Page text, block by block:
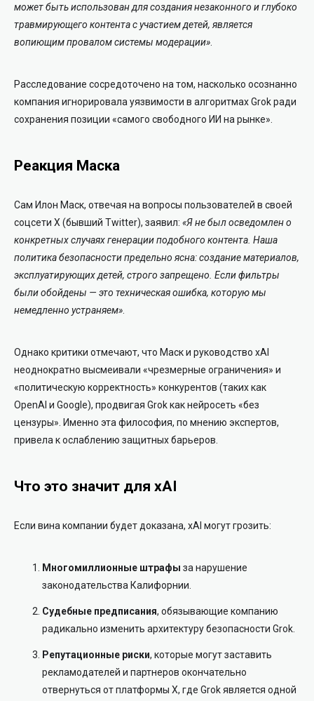
может быть использован для создания незаконного и глубоко
травмирующего контента с участием детей, является
вопиющим провалом системы модерации»
Расследование сосредоточено на том, насколько осознанно
компания игнорировала уязвимости в алгоритмах Grok ради
сохранения позиции «самого свободного ИИ на рынке».
Реакция Маска
Сам Илон Маск, отвечая на вопросы пользователей в своей
соцсети X (бывший Twitter), заявил: «Я не был осведомлен о
конкретных случаях генерации подобного контента. Наша
политика безопасности предельно ясна: создание материалов,
эксплуатирующих детей, строго запрещено. Если фильтры
были обойдены — это техническая ошибка, которую мы
немедленно устраняем»
Однако критики отмечают, что Маск и руководство xAI
неоднократно высмеивали «чрезмерные ограничения» и
«политическую корректность» конкурентов (таких как
OpenAI и Google), продвигая Grok как нейросеть «без
цензуры». Именно эта философия, по мнению экспертов,
привела к ослаблению защитных барьеров.
Что это значит для xAI
Если вина компании будет доказана, xAI могут грозить:
Многомиллионные штрафы за нарушение
законодательства Калифорнии.
Судебные предписания, обязывающие компанию
радикально изменить архитектуру безопасности Grok.
Репутационные риски, которые могут заставить
рекламодателей и партнеров окончательно
отвернуться от платформы X, где Grok является одной